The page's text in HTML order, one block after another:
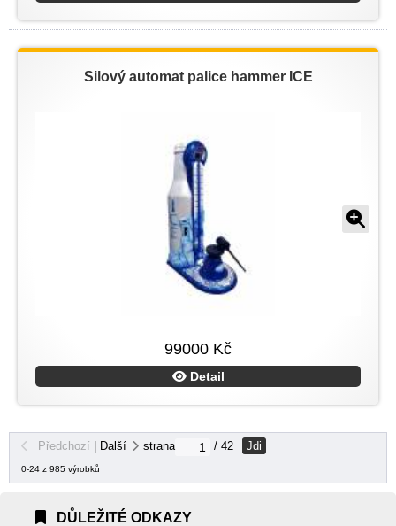
Silový automat palice hammer ICE
99000 Kč
Detail
Předchozí Další strana / 42 Jdi
0-24 z 985 výrobků
DŮLEŽITÉ ODKAZY